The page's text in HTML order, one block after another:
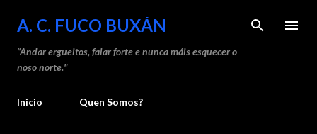
Saltar ao contido principal
A. C. FUCO BUXÁN
“Andar ergueitos, falar forte e nunca máis esquecer o
noso norte."
Inicio Quen Somos?